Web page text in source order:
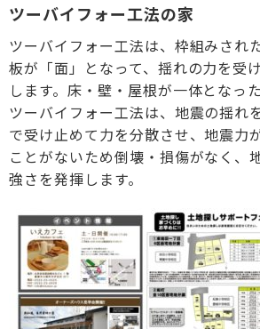
ツーバイフォー工法の家
ツーバイフォー工法は、枠組みされ
板が「面」となって、揺れの力を受
します。床・壁・屋根が一体となっ
ツーバイフォー工法は、地震の揺れ
で受け止めて力を分散させ、地震力
ことがないため倒壊・損傷がなく、
強さを発揮します。